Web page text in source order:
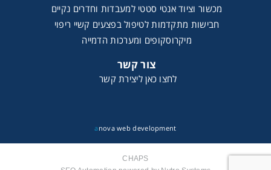
מכשור וציוד אנטי סטטי למעבדות וחדרים נקיים
חבישות מתקדמות לטיפול בפצעים קשיי ריפוי
מיקרוסקופים ומערכות הדמייה
צור קשר
לחצו כאן ליצירת קשר
a nova web development
CHAPS